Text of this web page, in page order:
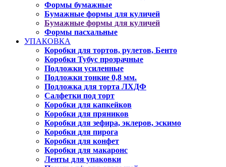
Формы бумажные
Бумажные формы для куличей
Бумажные формы для куличей
Формы пасхальные
УПАКОВКА
Коробки для тортов, рулетов, Бенто
Коробки Тубус прозрачные
Подложки усиленные
Подложки тонкие 0,8 мм.
Подложка для торта ЛХДФ
Салфетки под торт
Коробки для капкейков
Коробки для пряников
Коробки для зефира, эклеров, эскимо
Коробки для пирога
Коробки для конфет
Коробки для макаронс
Ленты для упаковки